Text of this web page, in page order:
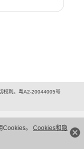
Cookies。 Cookies和隐
权利。粤A2-20044005号